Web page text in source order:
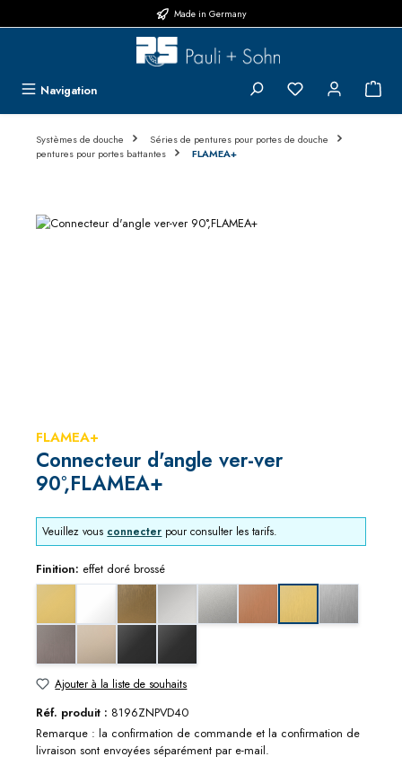
Made in Germany
Navigation Vous avez 0
Systèmes de douche
Séries de pentures pour portes de douche
pentures pour portes battantes
FLAMEA+
Ignorer la galerie d'images
FLAMEA+
Connecteur d'angle ver-ver
90°,FLAMEA+
Veuillez vous connecter pour consulter les tarifs.
Finition: effet doré brossé
blanc mat bronze doré brossé
chromé brillantchromé mat
Ajouter à la liste de souhaits
Réf. produit : 8196ZNPVD40
Remarque : la confirmation de commande et la confirmation de
livraison sont envoyées séparément par e-mail.